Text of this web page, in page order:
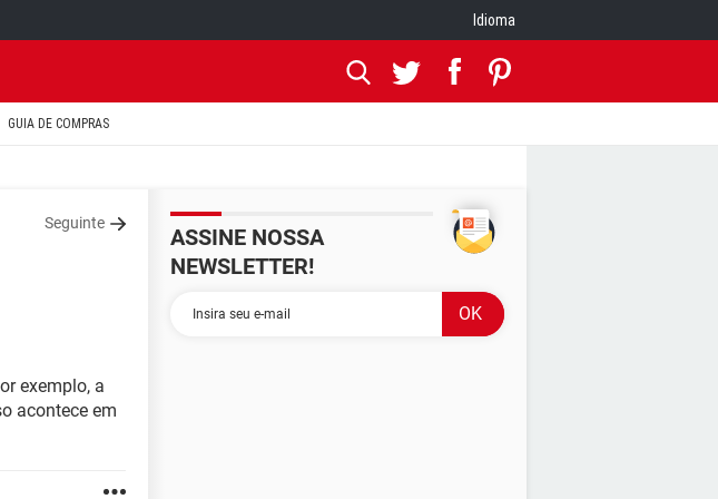
Idioma
GUIA DE COMPRAS
Seguinte
exemplo, a
acontece em
ASSINE NOSSA
NEWSLETTER!